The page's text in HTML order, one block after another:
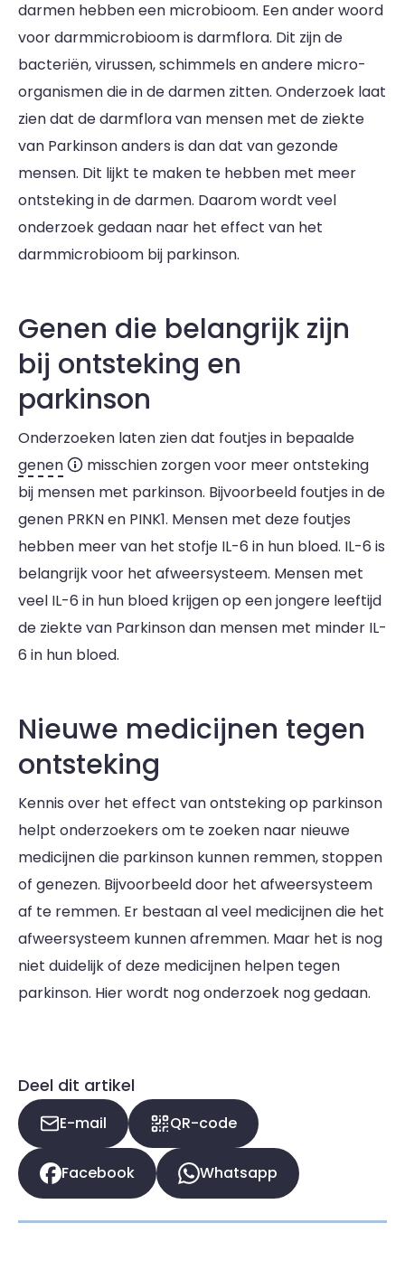
darmen hebben een microbioom. Een ander woord
voor darmmicrobioom is darmflora. Dit zijn de
bacteriën, virussen, schimmels en andere micro-
organismen die in de darmen zitten. Onderzoek laat
zien dat de darmflora van mensen met de ziekte
van Parkinson anders is dan dat van gezonde
mensen. Dit lijkt te maken te hebben met meer
ontsteking in de darmen. Daarom wordt veel
onderzoek gedaan naar het effect van het
darmmicrobioom bij parkinson.
Genen die belangrijk zijn
bij ontsteking en
parkinson
Onderzoeken laten zien dat foutjes in bepaalde
genen
misschien zorgen voor meer ontsteking
bij mensen met parkinson. Bijvoorbeeld foutjes in de
genen PRKN en PINK1. Mensen met deze foutjes
hebben meer van het stofje IL-6 in hun bloed. IL-6 is
belangrijk voor het afweersysteem. Mensen met
veel IL-6 in hun bloed krijgen op een jongere leeftijd
de ziekte van Parkinson dan mensen met minder IL-
6 in hun bloed.
Nieuwe medicijnen tegen
ontsteking
Kennis over het effect van ontsteking op parkinson
helpt onderzoekers om te zoeken naar nieuwe
medicijnen die parkinson kunnen remmen, stoppen
of genezen. Bijvoorbeeld door het afweersysteem
af te remmen. Er bestaan al veel medicijnen die het
afweersysteem kunnen afremmen. Maar het is nog
niet duidelijk of deze medicijnen helpen tegen
parkinson. Hier wordt nog onderzoek nog gedaan.
Deel dit artikel
E-mail QR-code
Facebook Whatsapp